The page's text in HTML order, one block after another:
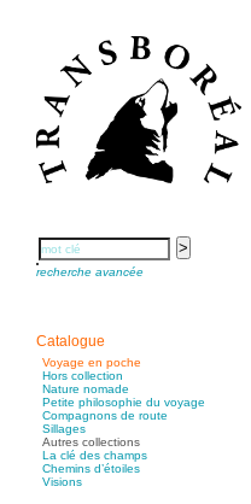
recherche avancée
Catalogue
Voyage en poche
Hors collection
Nature nomade
Petite philosophie du voyage
Compagnons de route
Sillages
Autres collections
La clé des champs
Chemins d’étoiles
Visions